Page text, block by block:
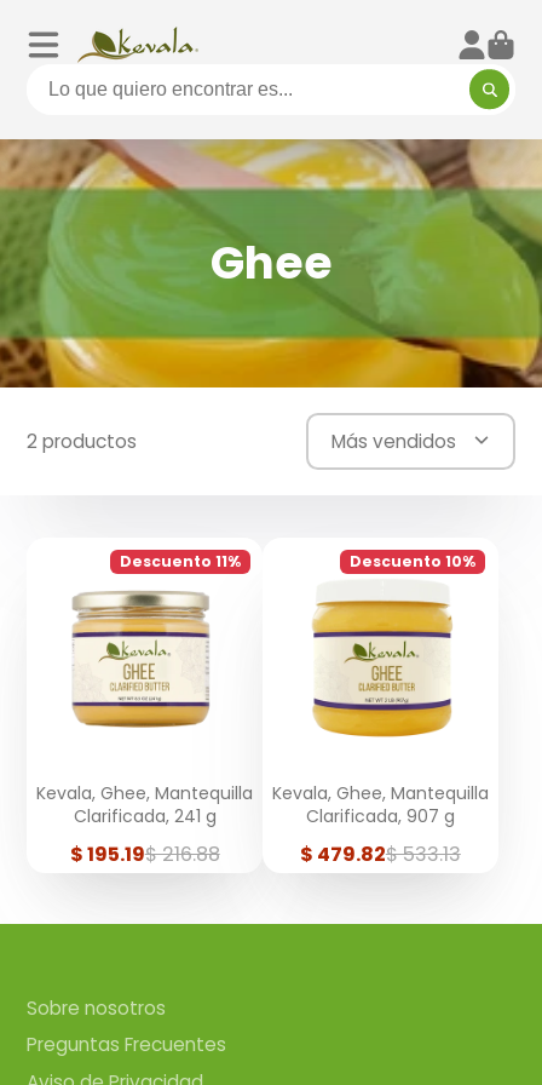
Ghee
2 productos Más vendidos
Descuento 11%
Kevala, Ghee, Mantequilla
Clarificada, 241 g
Precio
de
$ 195.19Precio
regular
$ 216.88
Descuento 10%
Kevala, Ghee, Mantequilla
Clarificada, 907 g
Precio
de
$ 479.82Precio
regular
$ 533.13
Sobre nosotros
Preguntas Frecuentes